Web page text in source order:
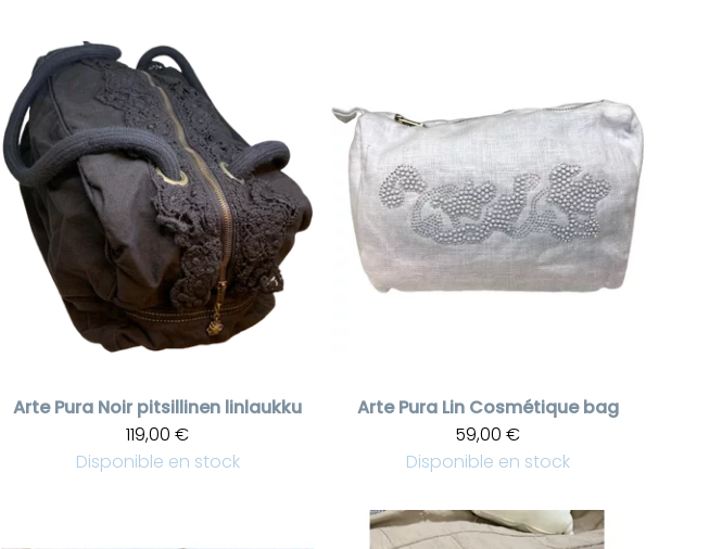
Arte Pura Noir pitsillinen linlaukku
119,00 €
Disponible en stock
Arte Pura Lin Cosmétique bag
59,00 €
Disponible en stock